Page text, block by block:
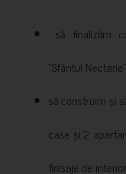
să finalizăm
”Sfântul
să construim și
case și 2
finisaje de